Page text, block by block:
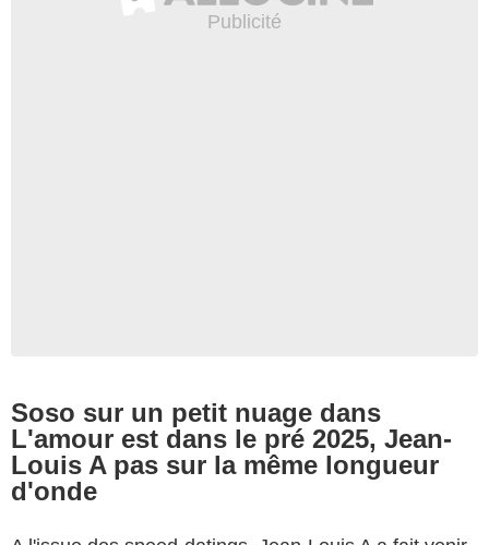
Soso sur un petit nuage dans
L'amour est dans le pré 2025, Jean-
Louis A pas sur la même longueur
d'onde